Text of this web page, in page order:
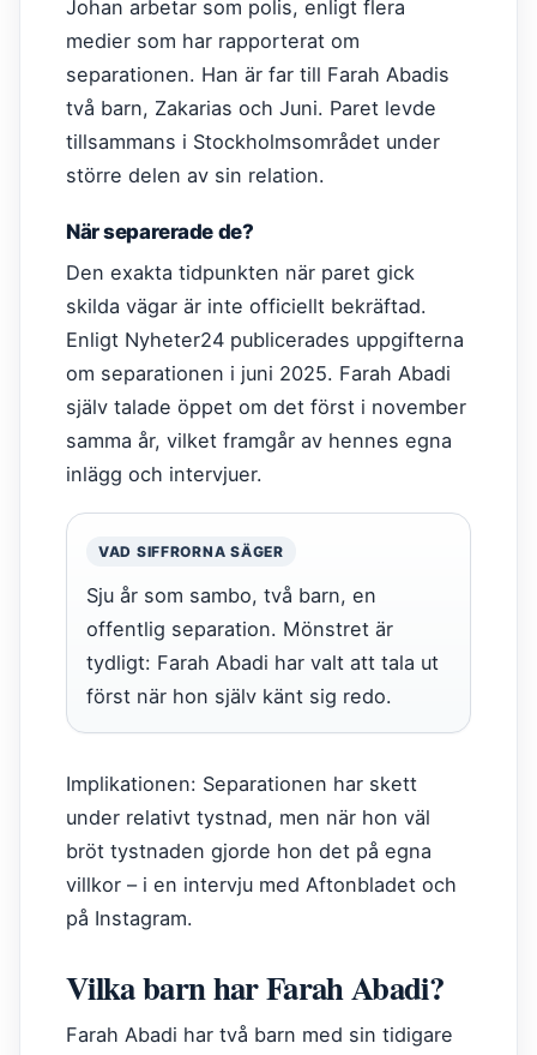
Johan arbetar som polis, enligt flera
medier som har rapporterat om
separationen. Han är far till Farah Abadis
två barn, Zakarias och Juni. Paret levde
tillsammans i Stockholmsområdet under
större delen av sin relation.
När separerade de?
Den exakta tidpunkten när paret gick
skilda vägar är inte officiellt bekräftad.
Enligt Nyheter24 publicerades uppgifterna
om separationen i juni 2025. Farah Abadi
själv talade öppet om det först i november
samma år, vilket framgår av hennes egna
inlägg och intervjuer.
VAD SIFFRORNA SÄGER
Sju år som sambo, två barn, en
offentlig separation. Mönstret är
tydligt: Farah Abadi har valt att tala ut
först när hon själv känt sig redo.
Implikationen: Separationen har skett
under relativt tystnad, men när hon väl
bröt tystnaden gjorde hon det på egna
villkor – i en intervju med Aftonbladet och
på Instagram.
Vilka barn har Farah Abadi?
Farah Abadi har två barn med sin tidigare